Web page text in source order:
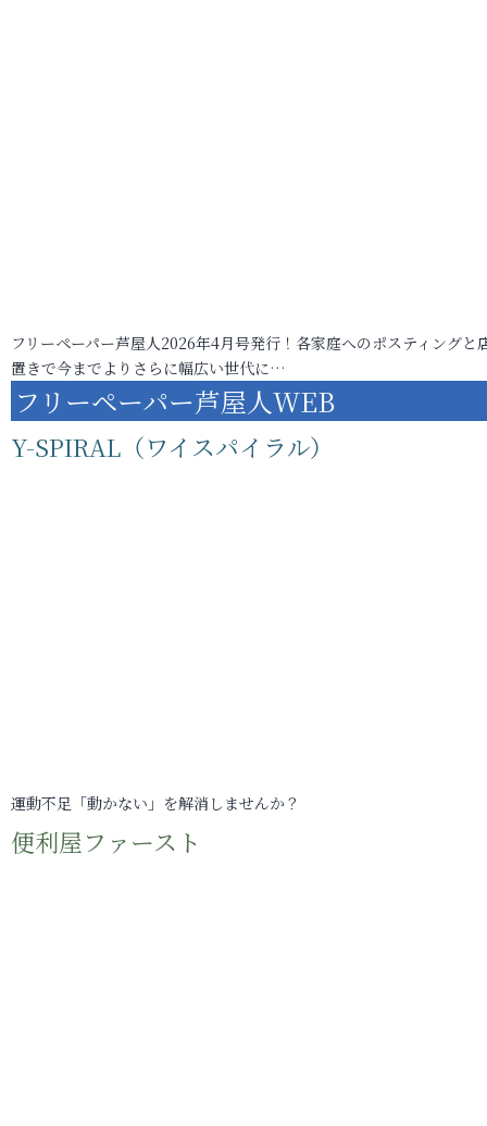
フリーペーパー芦屋人2026年4月号発行！各家庭へのポスティングと
置きで今までよりさらに幅広い世代に…
フリーペーパー芦屋人WEB
Y-SPIRAL（ワイスパイラル）
運動不足「動かない」を解消しませんか？
便利屋ファースト